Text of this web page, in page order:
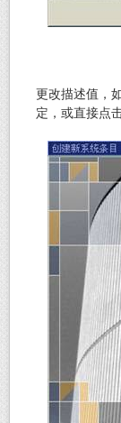
更改描述值，
定，或直接点